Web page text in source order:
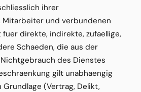
ihrer
Mitarbeiter und verbundenen
direkte, indirekte, zufaellige,
Schaeden, die aus der
des Dienstes
gilt unabhaengig
(Vertrag, Delikt,